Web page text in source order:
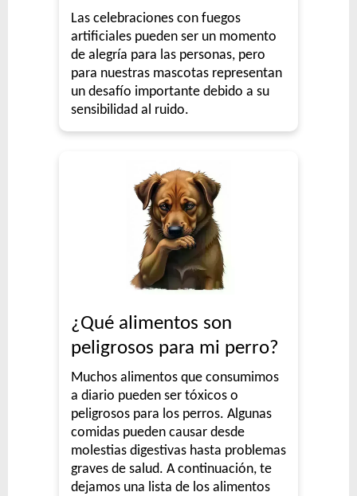
Las celebraciones con fuegos
artificiales pueden ser un momento
de alegría para las personas, pero
para nuestras mascotas representan
un desafío importante debido a su
sensibilidad al ruido.
¿Qué alimentos son
peligrosos para mi perro?
Muchos alimentos que consumimos
a diario pueden ser tóxicos o
peligrosos para los perros. Algunas
comidas pueden causar desde
molestias digestivas hasta problemas
graves de salud. A continuación, te
dejamos una lista de los alimentos